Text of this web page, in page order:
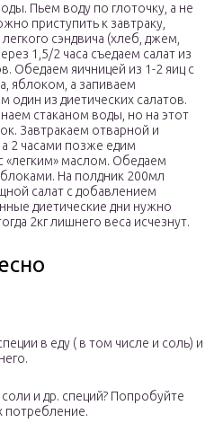
Пьем воду по глоточку, а не
приступить к завтраку,
сэндвича (хлеб, джем,
1,5/2 часа съедаем салат из
Обедаем яичницей из 1-2 яиц с
яблоком, а запиваем
один из диетических салатов.
стаканом воды, но на этот
Завтракаем отварной и
2 часами позже едим
«легким» маслом. Обедаем
На полдник 200мл
салат с добавлением
диетические дни нужно
2кг лишнего веса исчезнут.
в еду ( в том числе и соль) и
и др. специй? Попробуйте
потребление.